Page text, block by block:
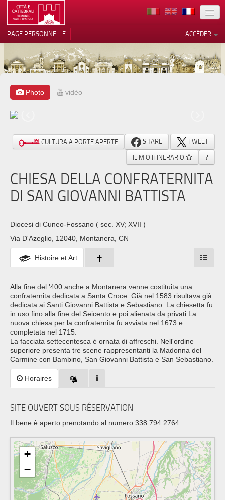
TERRITOIRE
ARCHITECTURE
MUSÉES
ITINÉRAIRES
ACCUEIL
CONTACTS
ACCÉDER
PAGE PERSONNELLE
Photo vidéo
CULTURA A PORTE APERTE SHARE
TWEET
IL MIO ITINERARIO
?
CHIESA DELLA CONFRATERNITA
DI SAN GIOVANNI BATTISTA
Diocesi di Cuneo-Fossano ( sec. XV; XVII )
Via D'Azeglio, 12040, Montanera, CN
Histoire et Art
Alla fine del '400 anche a Montanera venne costituita una
confraternita dedicata a Santa Croce. Già nel 1583 risultava già
dedicata ai Santi Giovanni Battista e Sebastiano. La chiesetta fu
in uso fino alla fine del Seicento e poi alienata da privati.La
nuova chiesa per la confraternita fu avviata nel 1673 e
completata nel 1715.
La facciata settecentesca è ornata di affreschi. Nell'ordine
superiore presenta tre scene rappresentanti la Madonna del
Carmine con Bambino, San Giovanni Battista e San Sebastiano.
Horaires
SITE OUVERT SOUS RÉSERVATION
Il bene è aperto prenotando al numero 338 794 2764.
+
−
Vos choix en matière de